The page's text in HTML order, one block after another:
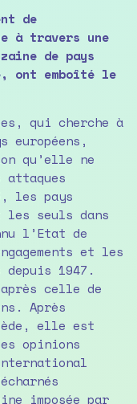
de
à travers une
de pays
ont emboîté le
qui cherche à
européens,
qu’elle ne
les pays
les seuls dans
l’Etat de
et les
1947.
celle de
Après
elle est
opinions
imposée par